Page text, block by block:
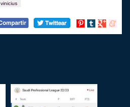
vinicius
Compartir
Compartir
Compartir